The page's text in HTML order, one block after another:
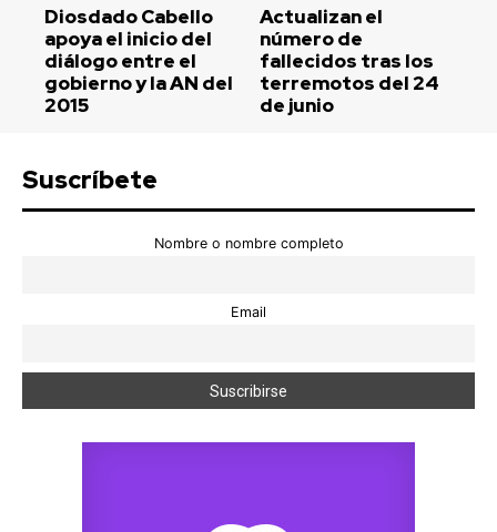
Diosdado Cabello
apoya el inicio del
diálogo entre el
gobierno y la AN del
2015
Actualizan el
número de
fallecidos tras los
terremotos del 24
de junio
Suscríbete
Nombre o nombre completo
Email